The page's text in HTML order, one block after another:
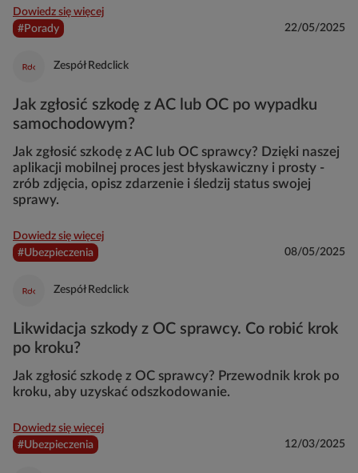
Dowiedz się więcej
#Porady
22/05/2025
Zespół Redclick
Jak zgłosić szkodę z AC lub OC po wypadku
samochodowym?
Jak zgłosić szkodę z AC lub OC sprawcy? Dzięki naszej
aplikacji mobilnej proces jest błyskawiczny i prosty -
zrób zdjęcia, opisz zdarzenie i śledzij status swojej
sprawy.
Dowiedz się więcej
#Ubezpieczenia
08/05/2025
Zespół Redclick
Likwidacja szkody z OC sprawcy. Co robić krok
po kroku?
Jak zgłosić szkodę z OC sprawcy? Przewodnik krok po
kroku, aby uzyskać odszkodowanie.
Dowiedz się więcej
#Ubezpieczenia
12/03/2025